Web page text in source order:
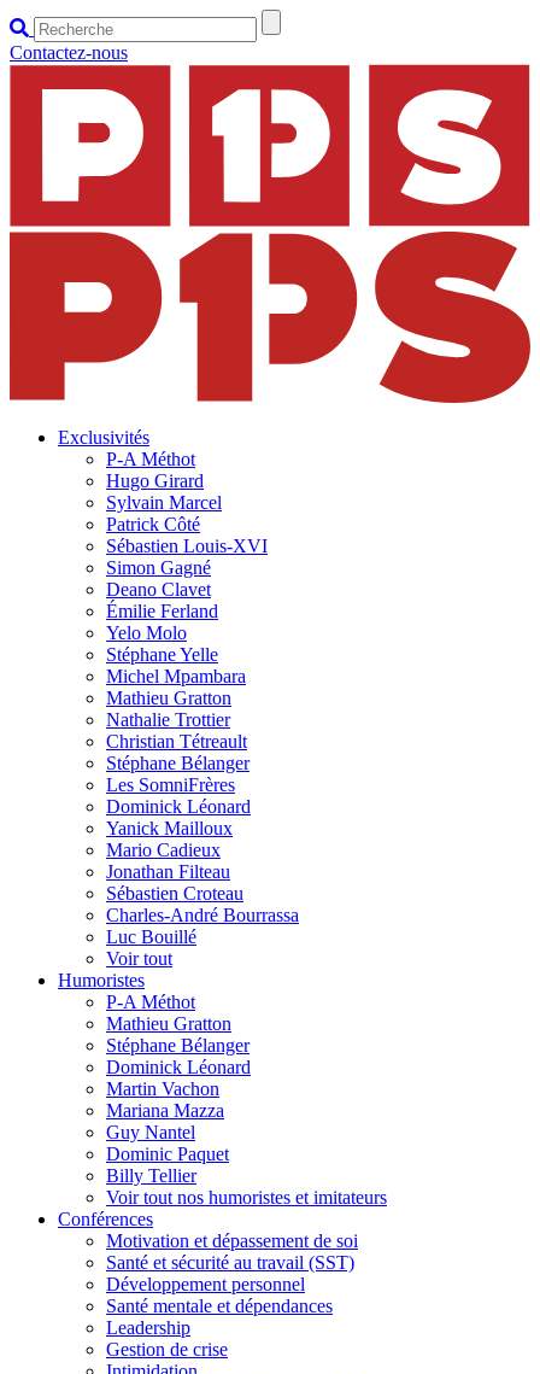
Contactez-nous
Exclusivités
P-A Méthot
Hugo Girard
Sylvain Marcel
Patrick Côté
Sébastien Louis-XVI
Simon Gagné
Deano Clavet
Émilie Ferland
Yelo Molo
Stéphane Yelle
Michel Mpambara
Mathieu Gratton
Nathalie Trottier
Christian Tétreault
Stéphane Bélanger
Les SomniFrères
Dominick Léonard
Yanick Mailloux
Mario Cadieux
Jonathan Filteau
Sébastien Croteau
Charles-André Bourrassa
Luc Bouillé
Voir tout
Humoristes
P-A Méthot
Mathieu Gratton
Stéphane Bélanger
Dominick Léonard
Martin Vachon
Mariana Mazza
Guy Nantel
Dominic Paquet
Billy Tellier
Voir tout nos humoristes et imitateurs
Conférences
Motivation et dépassement de soi
Santé et sécurité au travail (SST)
Développement personnel
Santé mentale et dépendances
Leadership
Gestion de crise